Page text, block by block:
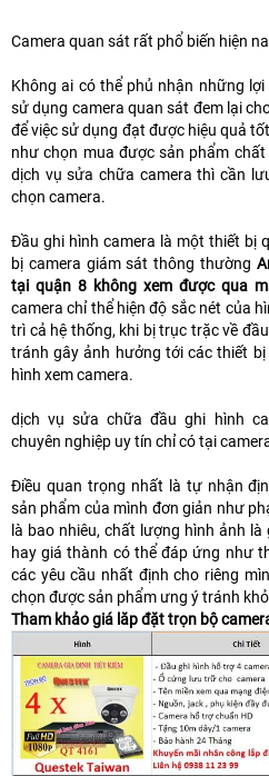
Camera quan sát rất phổ biến hiện
Không ai có thể phủ nhận những
sử dụng camera quan sát đem lại
để việc sử dụng đạt được hiệu quả
như chọn mua được sản phẩm
dịch vụ sửa chữa camera thì cần
chọn camera.
Đầu ghi hình camera là một thiết bị
bị camera giám sát thông thường
tại quận 8 không xem được qua
camera chỉ thể hiện độ sắc nét của
trì cả hệ thống, khi bị trục trặc về
tránh gây ảnh hưởng tới các thiết
hình xem camera.
dịch vụ sửa chữa đầu ghi hình
chuyên nghiệp uy tín chỉ có tại
Điều quan trọng nhất là tự nhận
sản phẩm của mình đơn giản như
là bao nhiêu, chất lượng hình ảnh
hay giá thành có thể đáp ứng như
các yêu cầu nhất định cho riêng
chọn được sản phẩm ưng ý tránh
Tham khảo giá lăp đặt trọn bộ